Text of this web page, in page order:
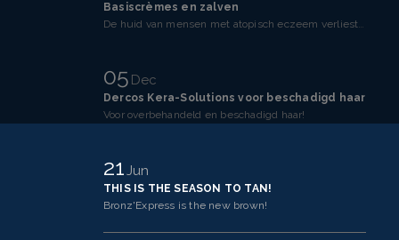
Basiscrèmes en zalven
De huid van mensen met atopisch eczeem verliest makkelijker vocht dan een gezonde huid. Dit komt doo
05Dec
Dercos Kera-Solutions voor beschadigd haar
Voor overbehandeld en beschadigd haar!
21Jun
THIS IS THE SEASON TO TAN!
Bronz'Express is the new brown!